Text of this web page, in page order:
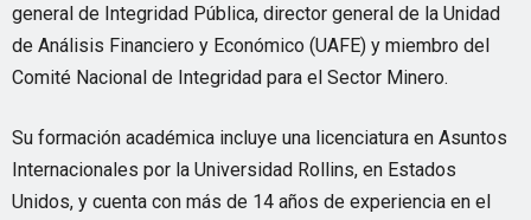
general de Integridad Pública, director general de la Unidad
de Análisis Financiero y Económico (UAFE) y miembro del
Comité Nacional de Integridad para el Sector Minero.
Su formación académica incluye una licenciatura en Asuntos
Internacionales por la Universidad Rollins, en Estados
Unidos, y cuenta con más de 14 años de experiencia en el